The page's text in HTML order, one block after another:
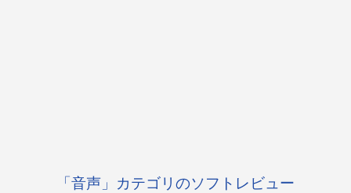
「音声」カテゴリのソフトレビュー